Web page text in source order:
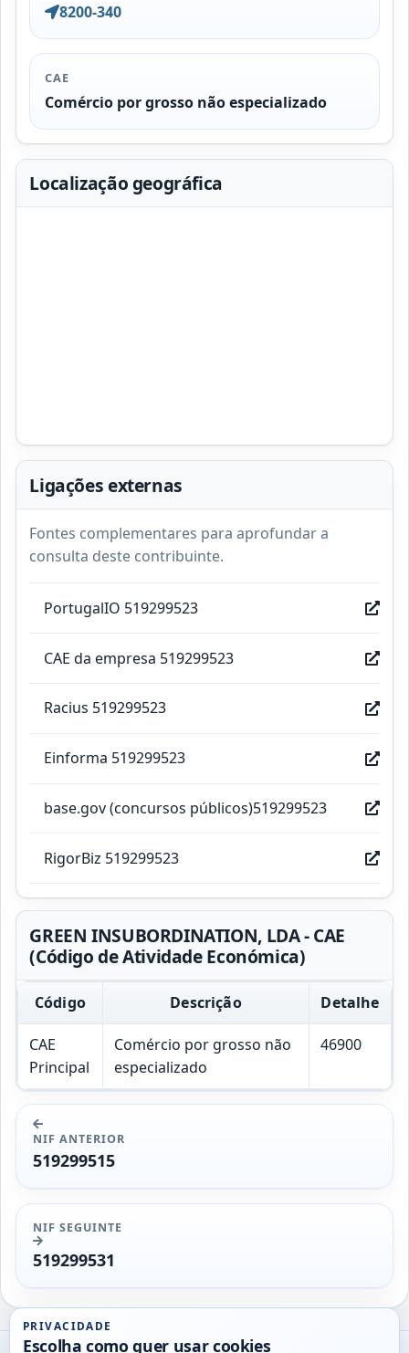
8200-340
CAE
Comércio por grosso não especializado
Localização geográfica
Ligações externas
Fontes complementares para aprofundar a
consulta deste contribuinte.
PortugalIO 519299523
CAE da empresa 519299523
Racius 519299523
Einforma 519299523
base.gov (concursos públicos)519299523
RigorBiz 519299523
GREEN INSUBORDINATION, LDA - CAE
(Código de Atividade Económica)
Código Descrição Detalhe
CAE
Principal
Comércio por grosso não
especializado
46900
NIF ANTERIOR
519299515
NIF SEGUINTE
519299531
PRIVACIDADE
Escolha como quer usar cookies